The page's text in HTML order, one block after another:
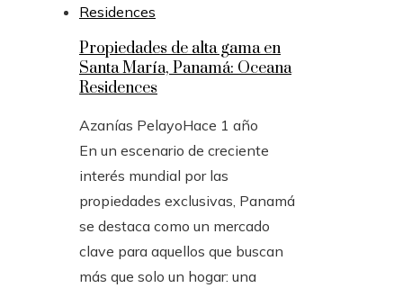
Propiedades de alta gama en
Santa María, Panamá: Oceana
Residences
Azanías PelayoHace 1 año
En un escenario de creciente
interés mundial por las
propiedades exclusivas, Panamá
se destaca como un mercado
clave para aquellos que buscan
más que solo un hogar: una